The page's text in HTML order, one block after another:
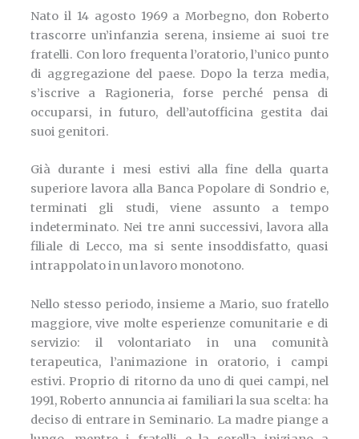
Nato il 14 agosto 1969 a Morbegno, don Roberto
trascorre un’infanzia serena, insieme ai suoi tre
fratelli. Con loro frequenta l’oratorio, l’unico punto
di aggregazione del paese. Dopo la terza media,
s’iscrive a Ragioneria, forse perché pensa di
occuparsi, in futuro, dell’autofficina gestita dai
suoi genitori.
Già durante i mesi estivi alla fine della quarta
superiore lavora alla Banca Popolare di Sondrio e,
terminati gli studi, viene assunto a tempo
indeterminato. Nei tre anni successivi, lavora alla
filiale di Lecco, ma si sente insoddisfatto, quasi
intrappolato in un lavoro monotono.
Nello stesso periodo, insieme a Mario, suo fratello
maggiore, vive molte esperienze comunitarie e di
servizio: il volontariato in una comunità
terapeutica, l’animazione in oratorio, i campi
estivi. Proprio di ritorno da uno di quei campi, nel
1991, Roberto annuncia ai familiari la sua scelta: ha
deciso di entrare in Seminario. La madre piange a